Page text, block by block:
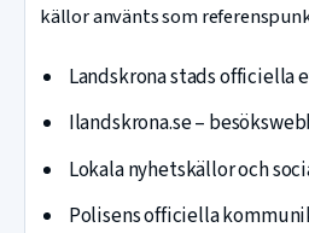
källor använts som
Landskrona stads officiella
Ilandskrona.se –
Lokala nyhetskällor och
Polisens officiella